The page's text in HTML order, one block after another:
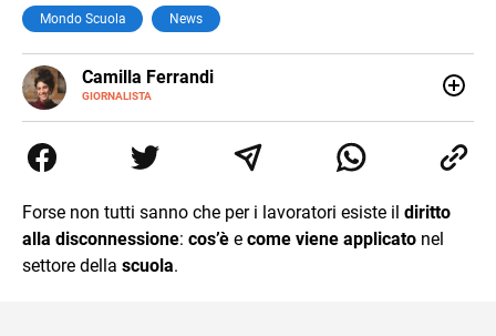
Mondo Scuola News
Camilla Ferrandi
GIORNALISTA
E-
MAIL
LINKEDIN
di trasformare la passione per la scrittura in un lavoro, e
da lì non mi sono più fermata. L’attualità è il mio pane
mente.
Forse non tutti sanno che per i lavoratori esiste il diritto
alla disconnessione: cos’è e come viene applicato nel
settore della scuola.